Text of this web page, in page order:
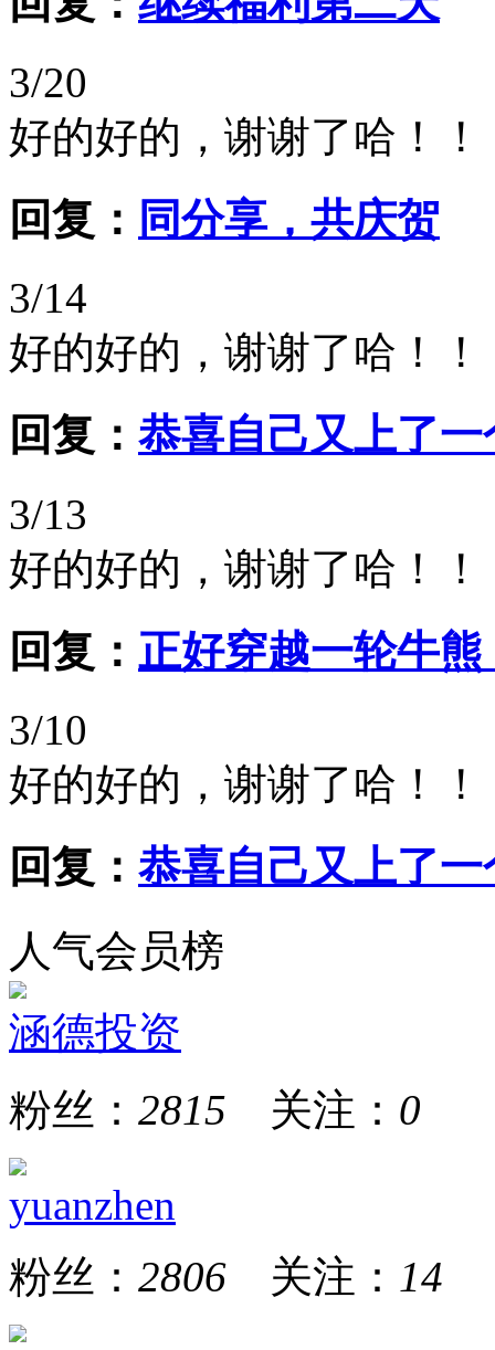
3/20
好的好的，谢谢了哈！！
回复： 同分享，共庆贺
3/14
好的好的，谢谢了哈！
回复： 恭喜自己又上了一
3/13
好的好的，谢谢了哈！
回复： 正好穿越一轮牛
3/10
好的好的，谢谢了哈！！
回复： 恭喜自己又上了一
人气会员榜
涵德投资
粉丝： 2815 关注： 0
yuanzhen
粉丝： 2806 关注： 14